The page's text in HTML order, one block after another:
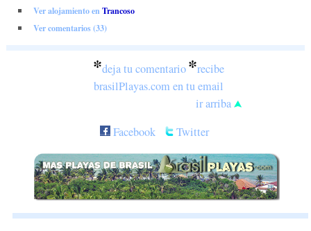
Ver alojamiento en Trancoso
Ver comentarios (33)
*deja tu comentario*recibe
brasilPlayas.com en tu email
ir arriba
Facebook
Twitter